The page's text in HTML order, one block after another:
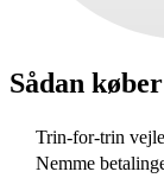
Sådan
Trin-for-trin
Nemme